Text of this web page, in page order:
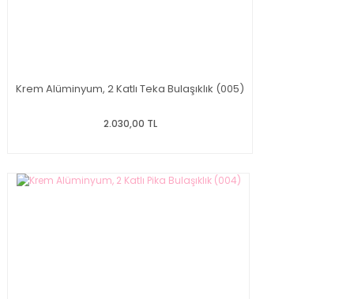
Krem Alüminyum, 2 Katlı Teka Bulaşıklık (005)
2.030,00 TL